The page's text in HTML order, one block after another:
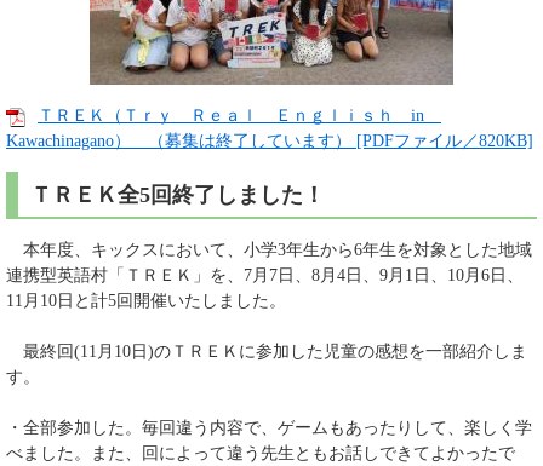
ＴＲＥＫ（Ｔｒｙ Ｒｅａｌ Ｅｎｇｌｉｓｈ in
Kawachinagano） （募集は終了しています） [PDFファイル／820KB]
ＴＲＥＫ全5回終了しました！
本年度、キックスにおいて、小学3年生から6年生を対象とした地域
連携型英語村「ＴＲＥＫ」を、7月7日、8月4日、9月1日、10月6日、
11月10日と計5回開催いたしました。
最終回(11月10日)のＴＲＥＫに参加した児童の感想を一部紹介しま
す。
・全部参加した。毎回違う内容で、ゲームもあったりして、楽しく学
べました。また、回によって違う先生ともお話しできてよかったで